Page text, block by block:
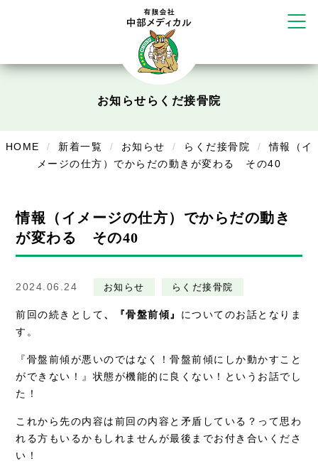
かえる堂鍼灸院 整骨院 うるま店
デイサービスあやめ
在宅部門事務所
美容
症例別施術
お知らせ らくだ接骨院
HOME 新着一覧 お知らせ らくだ接骨院
情報（イ
メージの仕方）でからだの動きが変わる その40
情報（イメージの仕方）でからだの動き
が変わる その40
2024.06.24 お知らせ らくだ接骨院
前回の続きとして、『骨盤前傾』 についてのお話となりま
す。
『骨盤前傾が悪いのではなく！骨盤前傾にしか動かすこと
ができない！』状態が機能的に良くない！というお話でし
た！
これから先の内容は前回の内容と矛盾している？って思わ
れる方もいるかもしれませんが最後までお付き合いくださ
い！